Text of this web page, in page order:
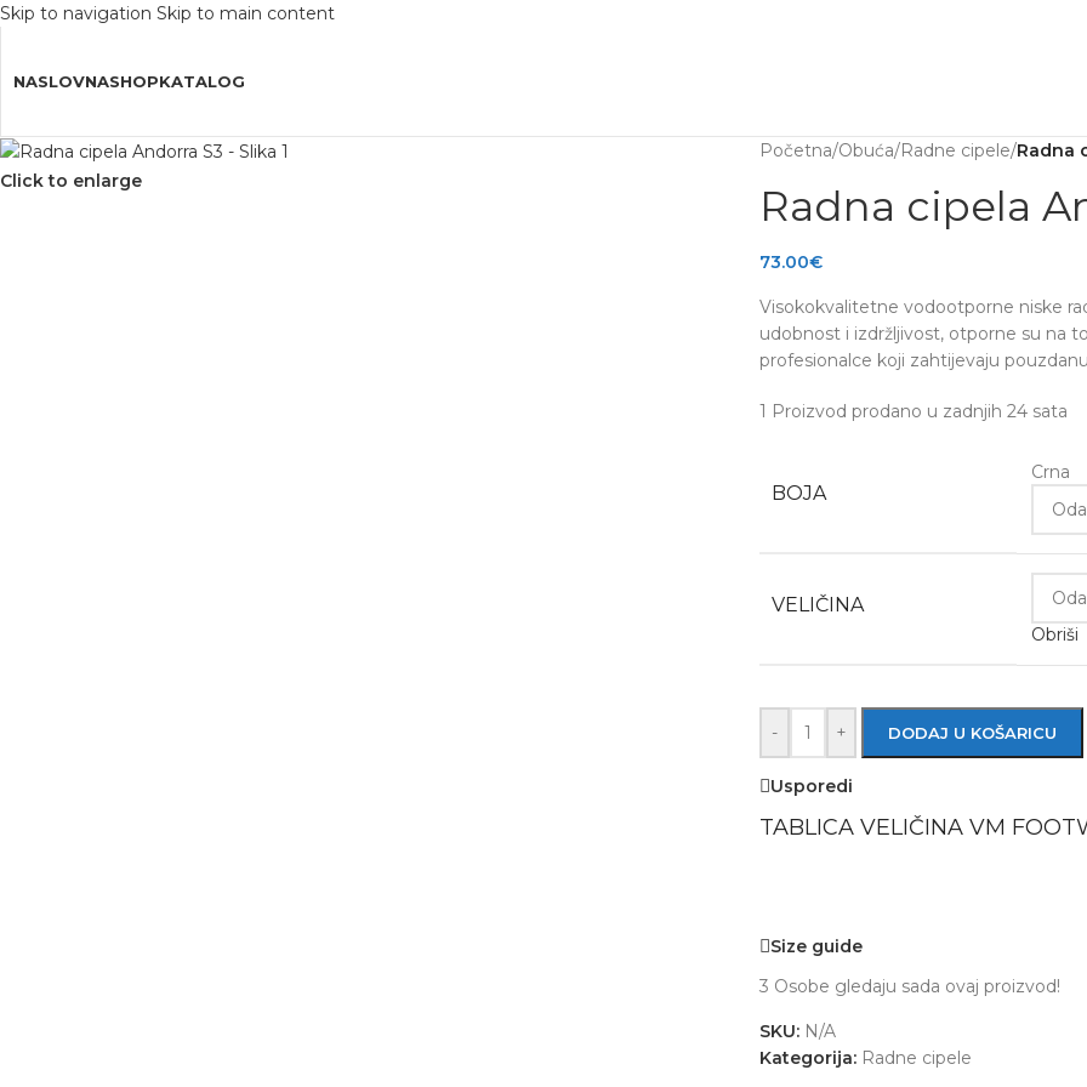
Skip to navigation Skip to main content
NASLOVNASHOPKATALOG
Click to enlarge
Početna/Obuća/Radne cipele/Radna
Radna cipela
73.00€
Visokokvalitetne vodootporne niske
udobnost i izdržljivost, otporne su na
profesionalce koji zahtijevaju
1 Proizvod prodano u zadnjih 24 sata
BOJA
Crna
VELIČINA
Obriši
- + DODAJ U KOŠARICU
Usporedi
TABLICA VELIČINA VM
Size guide
3 Osobe gledaju sada ovaj proizvod!
SKU: N/A
Kategorija: Radne cipele